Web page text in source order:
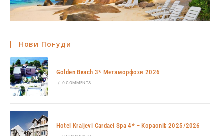
Нови Понуди
Golden Beach 3* Метаморфози 2026
/ 0 COMMENTS
Hotel Kraljevi Cardaci Spa 4* – Kopaonik 2025/2026